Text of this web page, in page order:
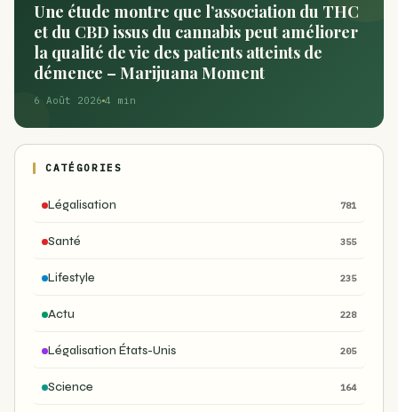
Une étude montre que l’association du THC
et du CBD issus du cannabis peut améliorer
la qualité de vie des patients atteints de
démence – Marijuana Moment
6 Août 2026 4 min
CATÉGORIES
Légalisation 781
Santé 355
Lifestyle 235
Actu 228
Légalisation États-Unis 205
Science 164